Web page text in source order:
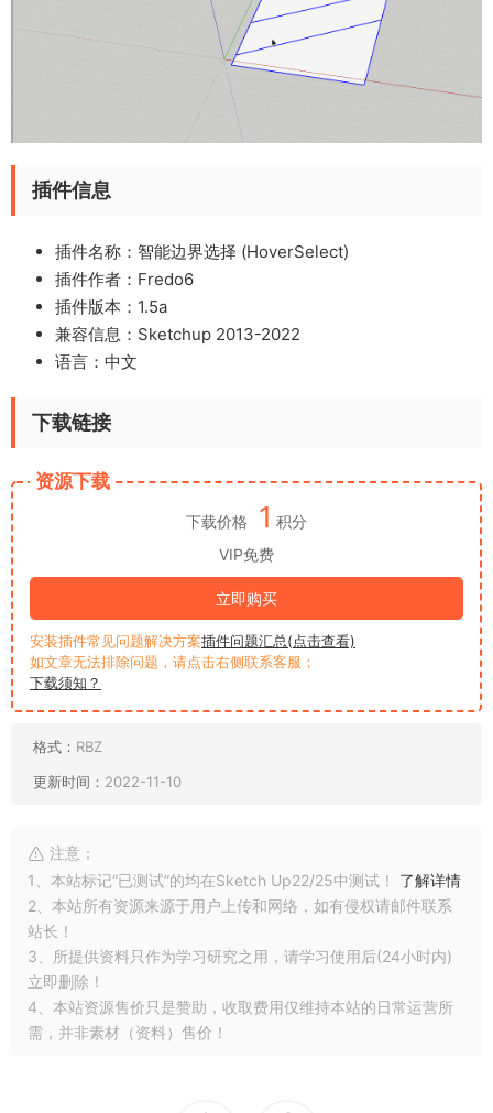
插件信息
插件名称：智能边界选择 (HoverSelect)
插件作者：Fredo6
插件版本：1.5a
兼容信息：Sketchup 2013-2022
语言：中文
下载链接
资源下载
下载价格 1 积分
VIP免费
立即购买
安装插件常见问题解决方案插件问题汇总(点击查看)
如文章无法排除问题，请点击右侧联系客服；
下载须知？
格式： RBZ
更新时间： 2022-11-10
注意：
1、本站标记“已测试”的均在Sketch Up22/25中测试！ 了解详情
2、本站所有资源来源于用户上传和网络，如有侵权请邮件联系
站长！
3、所提供资料只作为学习研究之用，请学习使用后(24小时内)
立即删除！
4、本站资源售价只是赞助，收取费用仅维持本站的日常运营所
需，并非素材（资料）售价！